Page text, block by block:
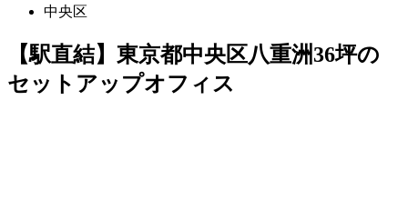
中央区
【駅直結】東京都中央区八重洲36坪の
セットアップオフィス